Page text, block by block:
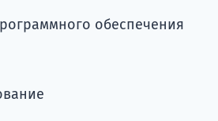
обеспечения